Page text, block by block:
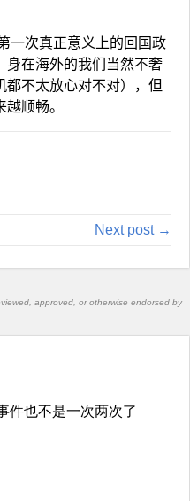
一次真正意义上的回国政
身在海外的我们当然不奢
都不太放心对不对），但
顺畅。
Next post →
approved, or otherwise endorsed by